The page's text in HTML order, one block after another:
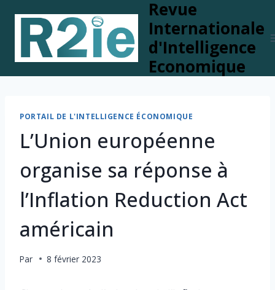
content
Revue
Internationale
d'Intelligence
Economique
PORTAIL DE L'INTELLIGENCE ÉCONOMIQUE
L’Union européenne
organise sa réponse à
l’Inflation Reduction Act
américain
Par 8 février 2023